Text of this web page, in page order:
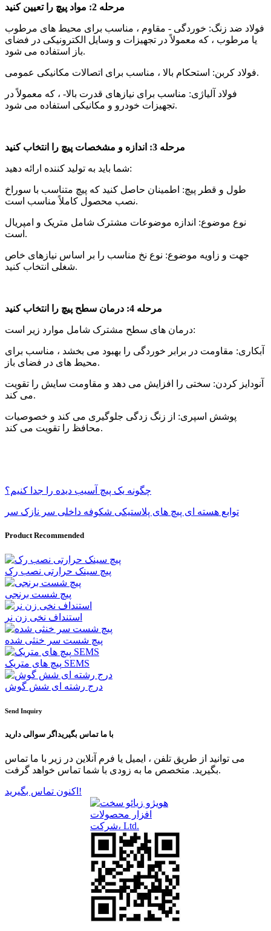
مرحله 2: مواد پیچ ​​را تعیین کنید
فولاد ضد زنگ: خوردگی - مقاوم ، مناسب برای محیط های مرطوب
یا مرطوب ، که معمولاً در تجهیزات و وسایل الکترونیکی در فضای
باز استفاده می شود.
فولاد کربن: استحکام بالا ، مناسب برای اتصالات مکانیکی عمومی.
فولاد آلیاژی: مناسب برای نیازهای قدرت بالا- ، که معمولاً در
تجهیزات خودرو و مکانیکی استفاده می شود.
مرحله 3: اندازه و مشخصات پیچ را انتخاب کنید
شما باید به تولید کننده ارائه دهید:
طول و قطر پیچ: اطمینان حاصل کنید که پیچ متناسب با سوراخ
نصب محصول کاملاً مناسب است.
نوع موضوع: اندازه موضوعات مشترک شامل متریک و امپریال
است.
جهت و زاویه موضوع: نوع نخ مناسب را بر اساس نیازهای خاص
شغلی انتخاب کنید.
مرحله 4: درمان سطح پیچ را انتخاب کنید
درمان های سطح مشترک شامل موارد زیر است:
آبکاری: مقاومت در برابر خوردگی را بهبود می بخشد ، مناسب برای
محیط های در فضای باز.
آنودایز کردن: سختی را افزایش می دهد و مقاومت سایش را تقویت
می کند.
پوشش اسپری: از زنگ زدگی جلوگیری می کند و خصوصیات
محافظ را تقویت می کند.
چگونه یک پیچ آسیب دیده را جدا کنیم؟
توابع هسته ای پیچ های پلاستیکی شکوفه داخلی سر نازک سر
Product Recommended
پیچ سینک حرارتی نصب رک
پیچ شست برنجی
استنداف نخی زن نر
پیچ شست سر خنثی شده
پیچ های متریک SEMS
درج رشته ای شش گوش
Send Inquiry
با ما تماس بگیرید اگر سوالی دارید
می توانید از طریق تلفن ، ایمیل یا فرم آنلاین در زیر با ما تماس
بگیرید. متخصص ما به زودی با شما تماس خواهد گرفت.
اکنون تماس بگیرید!